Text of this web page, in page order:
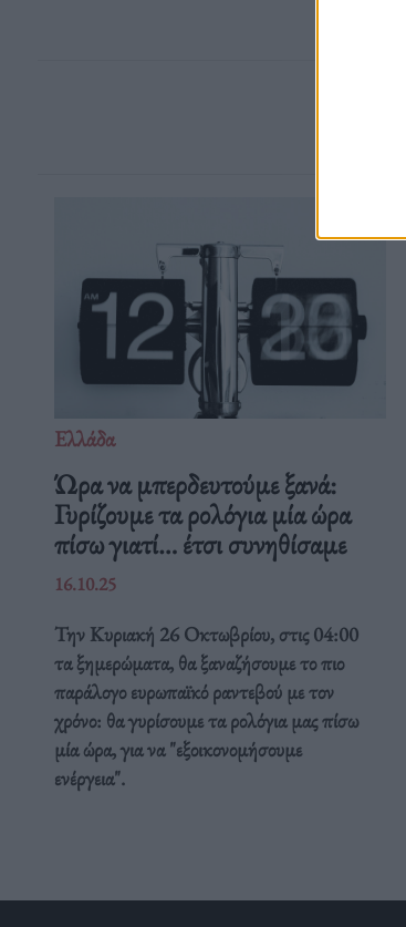
Ελλάδα
Ώρα να μπερδευτούμε ξανά:
Γυρίζουμε τα ρολόγια μία ώρα
πίσω γιατί… έτσι συνηθίσαμε
16.10.25
Την Κυριακή 26 Οκτωβρίου, στις 04:00
τα ξημερώματα, θα ξαναζήσουμε το πιο
παράλογο ευρωπαϊκό ραντεβού με τον
χρόνο: θα γυρίσουμε τα ρολόγια μας πίσω
μία ώρα, για να "εξοικονομήσουμε
ενέργεια".